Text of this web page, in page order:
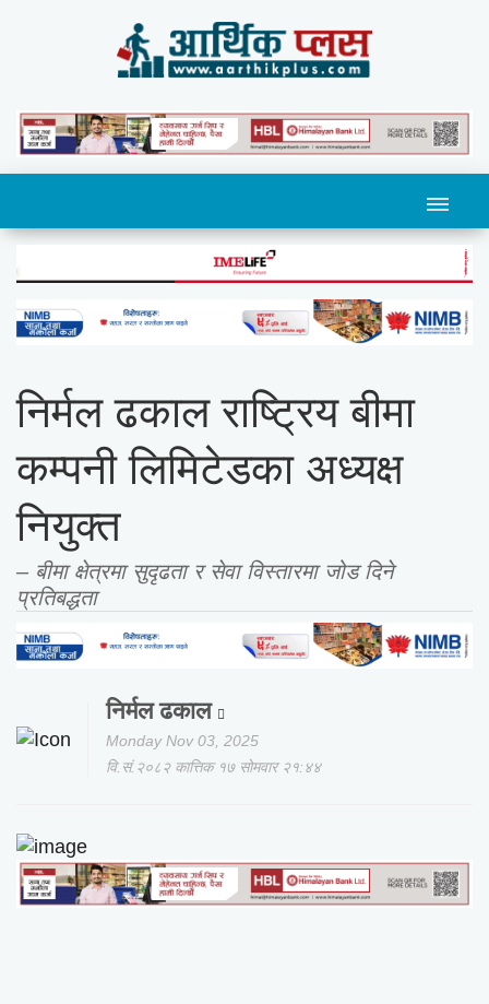
निर्मल ढकाल राष्ट्रिय बीमा
कम्पनी लिमिटेडका अध्यक्ष
नियुक्त
– बीमा क्षेत्रमा सुदृढता र सेवा विस्तारमा जोड दिने
प्रतिबद्धता
निर्मल ढकाल
Monday Nov 03, 2025
वि.सं.२०८२ कात्तिक १७ सोमवार २१:४४